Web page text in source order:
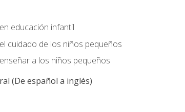
educación infantil
cuidado de los niños pequeños
a los niños pequeños
(De español a inglés)